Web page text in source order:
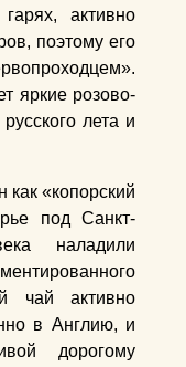
активно
поэтому его
яркие розово-
лета и
как «копорский
под Санкт-
наладили
чай активно
в Англию, и
дорогому